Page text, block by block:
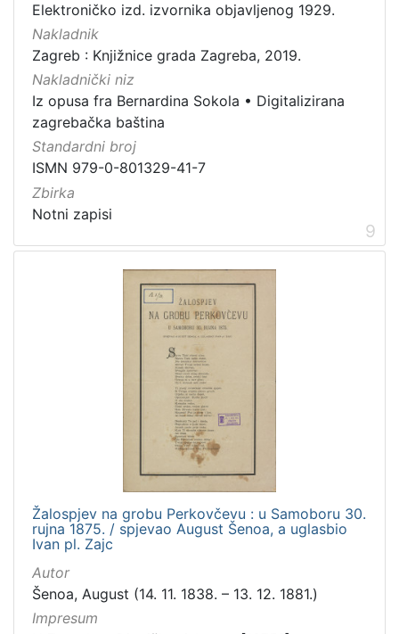
Elektroničko izd. izvornika objavljenog 1929.
Nakladnik
Zagreb : Knjižnice grada Zagreba, 2019.
Nakladnički niz
Iz opusa fra Bernardina Sokola • Digitalizirana
zagrebačka baština
Standardni broj
ISMN 979-0-801329-41-7
Zbirka
Notni zapisi
9
Žalospjev na grobu Perkovčevu : u Samoboru 30.
rujna 1875. / spjevao August Šenoa, a uglasbio
Ivan pl. Zajc
Autor
Šenoa, August (14. 11. 1838. – 13. 12. 1881.)
Impresum